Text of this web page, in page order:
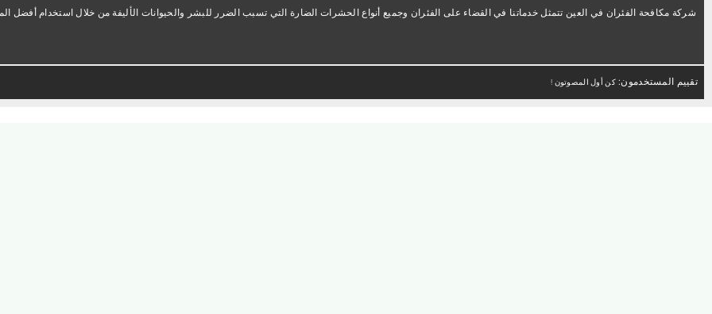
شركة مكافحة الفئران في العين تتمثل خدماتنا في القضاء على الفئران وجميع أنواع الحشرات الضارة التي تسبب الضرر للبشر والحيوانات الأليفة من خلال استخدام أفضل
تقييم المستخدمون:كن أول المصوتون !